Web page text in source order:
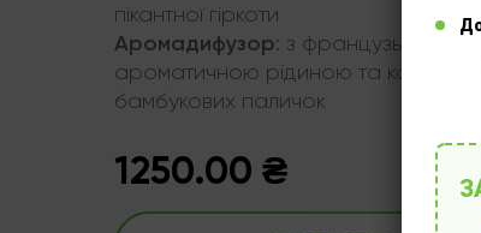
пікантної гіркоти
Аромадифузор: з французькою
ароматичною рідиною та
бамбукових паличок
1250.00 ₴